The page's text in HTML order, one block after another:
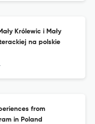
Królewic i Mały
na polskie
from
in Poland